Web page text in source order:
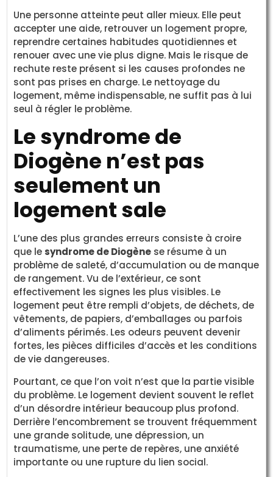
Une personne atteinte peut aller mieux. Elle peut
accepter une aide, retrouver un logement propre,
reprendre certaines habitudes quotidiennes et
renouer avec une vie plus digne. Mais le risque de
rechute reste présent si les causes profondes ne
sont pas prises en charge. Le nettoyage du
logement, même indispensable, ne suffit pas à lui
seul à régler le problème.
Le syndrome de
Diogène n’est pas
seulement un
logement sale
L’une des plus grandes erreurs consiste à croire
que le syndrome de Diogène se résume à un
problème de saleté, d’accumulation ou de manque
de rangement. Vu de l’extérieur, ce sont
effectivement les signes les plus visibles. Le
logement peut être rempli d’objets, de déchets, de
vêtements, de papiers, d’emballages ou parfois
d’aliments périmés. Les odeurs peuvent devenir
fortes, les pièces difficiles d’accès et les conditions
de vie dangereuses.
Pourtant, ce que l’on voit n’est que la partie visible
du problème. Le logement devient souvent le reflet
d’un désordre intérieur beaucoup plus profond.
Derrière l’encombrement se trouvent fréquemment
une grande solitude, une dépression, un
traumatisme, une perte de repères, une anxiété
importante ou une rupture du lien social.